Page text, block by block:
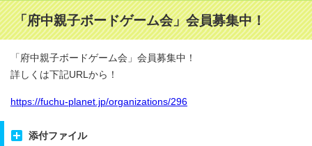
「府中親子ボードゲーム会」会員募集中！
「府中親子ボードゲーム会」会員募集中！
詳しくは下記URLから！
https://fuchu-planet.jp/organizations/296
添付ファイル